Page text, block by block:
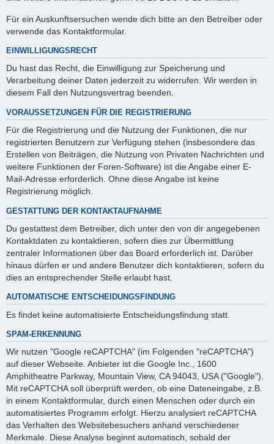
Für ein Auskunftsersuchen wende dich bitte an den Betreiber oder
verwende das Kontaktformular.
EINWILLIGUNGSRECHT
Du hast das Recht, die Einwilligung zur Speicherung und
Verarbeitung deiner Daten jederzeit zu widerrufen. Wir werden in
diesem Fall den Nutzungsvertrag beenden.
VORAUSSETZUNGEN FÜR DIE REGISTRIERUNG
Für die Registrierung und die Nutzung der Funktionen, die nur
registrierten Benutzern zur Verfügung stehen (insbesondere das
Erstellen von Beiträgen, die Nutzung von Privaten Nachrichten und
weitere Funktionen der Foren-Software) ist die Angabe einer E-
Mail-Adresse erforderlich. Ohne diese Angabe ist keine
Registrierung möglich.
GESTATTUNG DER KONTAKTAUFNAHME
Du gestattest dem Betreiber, dich unter den von dir angegebenen
Kontaktdaten zu kontaktieren, sofern dies zur Übermittlung
zentraler Informationen über das Board erforderlich ist. Darüber
hinaus dürfen er und andere Benutzer dich kontaktieren, sofern du
dies an entsprechender Stelle erlaubt hast.
AUTOMATISCHE ENTSCHEIDUNGSFINDUNG
Es findet keine automatisierte Entscheidungsfindung statt.
SPAM-ERKENNUNG
Wir nutzen "Google reCAPTCHA" (im Folgenden "reCAPTCHA")
auf dieser Webseite. Anbieter ist die Google Inc., 1600
Amphitheatre Parkway, Mountain View, CA 94043, USA ("Google").
Mit reCAPTCHA soll überprüft werden, ob eine Dateneingabe, z.B.
in einem Kontaktformular, durch einen Menschen oder durch ein
automatisiertes Programm erfolgt. Hierzu analysiert reCAPTCHA
das Verhalten des Websitebesuchers anhand verschiedener
Merkmale. Diese Analyse beginnt automatisch, sobald der